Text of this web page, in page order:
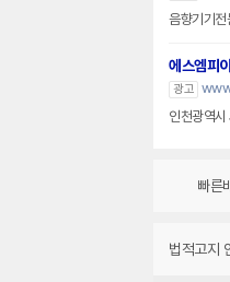
음향기기전
에스엠피
광고
인천광역시
빠른
법적고지